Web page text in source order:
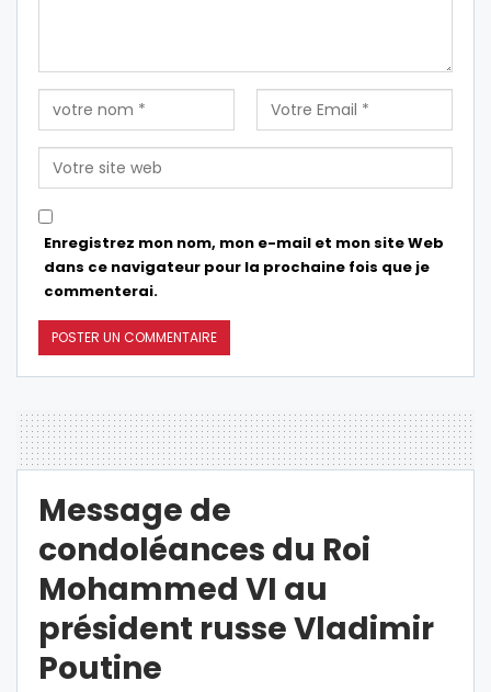
Enregistrez mon nom, mon e-mail et mon site Web
dans ce navigateur pour la prochaine fois que je
commenterai.
Message de
condoléances du Roi
Mohammed VI au
président russe Vladimir
Poutine